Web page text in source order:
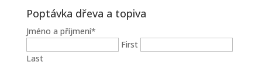
Poptávka dřeva a topiva
Jméno a příjmení*
First
Last